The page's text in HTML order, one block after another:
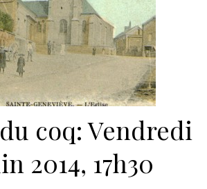
coq: Vendredi
2014, 17h30